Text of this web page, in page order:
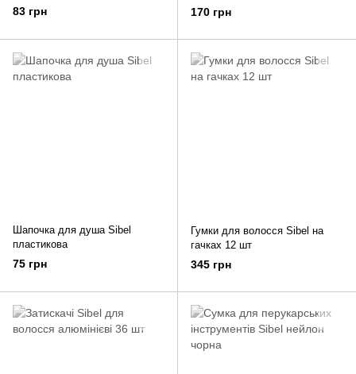
83 грн 170 грн
Шапочка для душа Sibel
пластикова
75 грн
Гумки для волосся Sibel на
гачках 12 шт
345 грн